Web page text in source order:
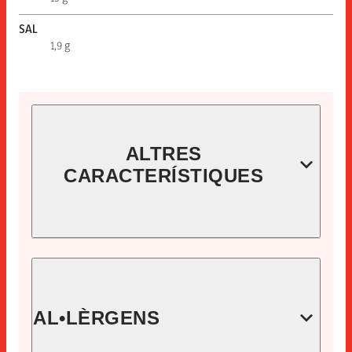
SAL
1,9 g
ALTRES
CARACTERÍSTIQUES
CODI
EAN
8410060591301
AL•LÈRGENS